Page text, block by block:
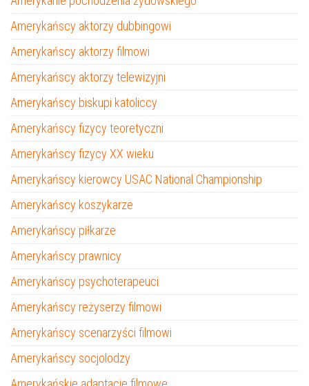
Amerykańscy aktorzy dubbingowi
Amerykańscy aktorzy filmowi
Amerykańscy aktorzy telewizyjni
Amerykańscy biskupi katoliccy
Amerykańscy fizycy teoretyczni
Amerykańscy fizycy XX wieku
Amerykańscy kierowcy USAC National Championship
Amerykańscy koszykarze
Amerykańscy piłkarze
Amerykańscy prawnicy
Amerykańscy psychoterapeuci
Amerykańscy reżyserzy filmowi
Amerykańscy scenarzyści filmowi
Amerykańscy socjolodzy